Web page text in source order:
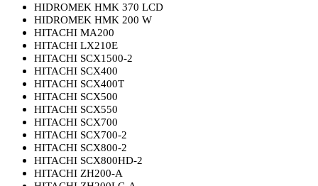
HIDROMEK HMK 370 LCD
HIDROMEK HMK 200 W
HITACHI MA200
HITACHI LX210E
HITACHI SCX1500-2
HITACHI SCX400
HITACHI SCX400T
HITACHI SCX500
HITACHI SCX550
HITACHI SCX700
HITACHI SCX700-2
HITACHI SCX800-2
HITACHI SCX800HD-2
HITACHI ZH200-A